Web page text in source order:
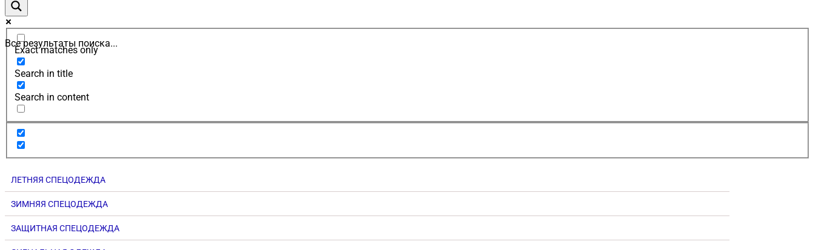
Все результаты поиска...
Exact matches only
Search in title
Search in content
ЛЕТНЯЯ СПЕЦОДЕЖДА
ЗИМНЯЯ СПЕЦОДЕЖДА
ЗАЩИТНАЯ СПЕЦОДЕЖДА